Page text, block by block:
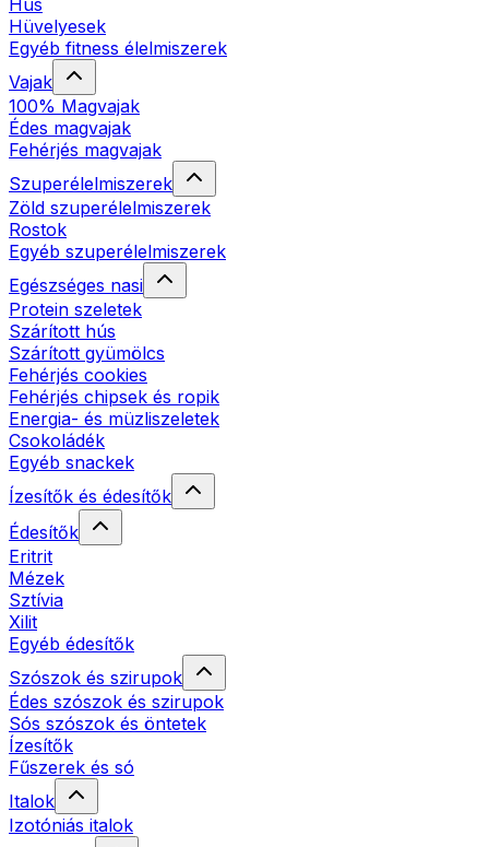
Hús
Hüvelyesek
Egyéb fitness élelmiszerek
Vajak
100% Magvajak
Édes magvajak
Fehérjés magvajak
Szuperélelmiszerek
Zöld szuperélelmiszerek
Rostok
Egyéb szuperélelmiszerek
Egészséges nasi
Protein szeletek
Szárított hús
Szárított gyümölcs
Fehérjés cookies
Fehérjés chipsek és ropik
Energia- és müzliszeletek
Csokoládék
Egyéb snackek
Ízesítők és édesítők
Édesítők
Eritrit
Mézek
Sztívia
Xilit
Egyéb édesítők
Szószok és szirupok
Édes szószok és szirupok
Sós szószok és öntetek
Ízesítők
Fűszerek és só
Italok
Izotóniás italok